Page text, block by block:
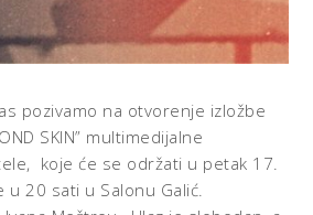
pozivamo na otvorenje izložbe
SKIN” multimedijalne
koje će se održati u petak 17.
20 sati u Salonu Galić.